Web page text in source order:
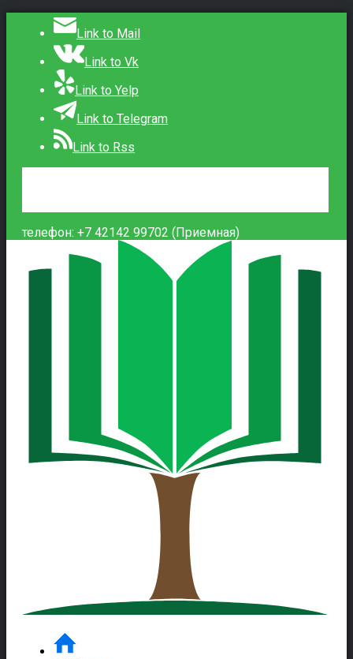
Link to Mail
Link to Vk
Link to Yelp
Link to Telegram
Link to Rss
телефон: +7 42142 99702 (Приемная)